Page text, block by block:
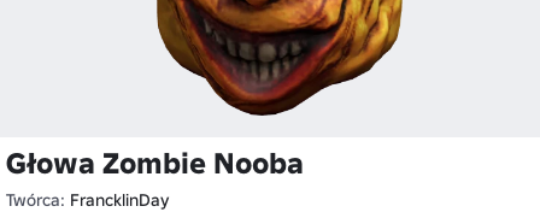
Głowa Zombie Nooba
Twórca: FrancklinDay